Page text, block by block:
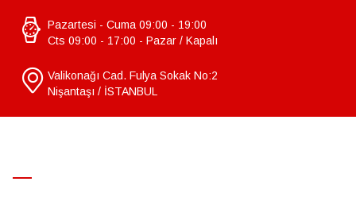
Pazartesi - Cuma 09:00 - 19:00
Cts 09:00 - 17:00 - Pazar / Kapalı
Valikonağı Cad. Fulya Sokak No:2
Nişantaşı / İSTANBUL